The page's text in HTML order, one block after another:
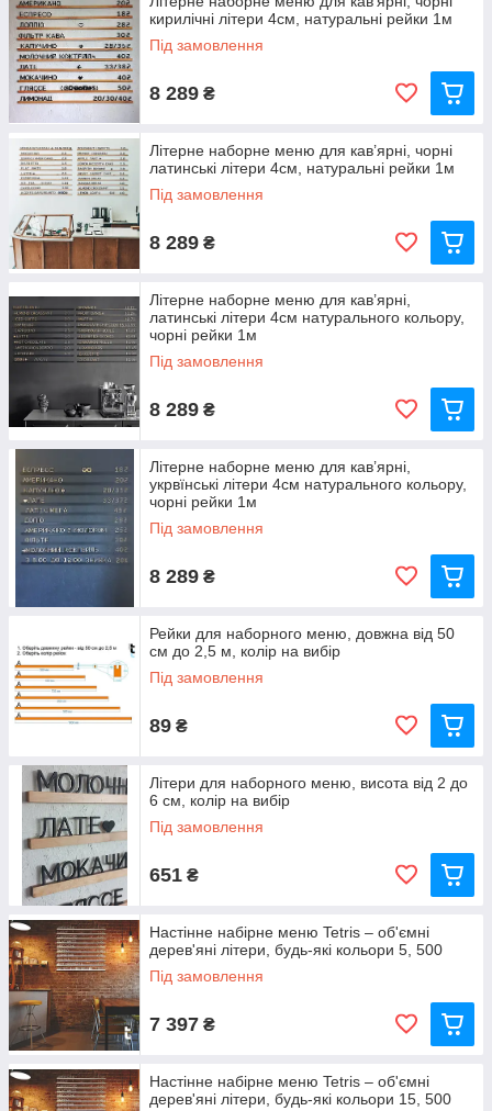
кирилічні літери 4см, натуральні рейки 1м
Під замовлення
8 289 ₴
Літерне наборне меню для кав’ярні, чорні
латинські літери 4см, натуральні рейки 1м
Під замовлення
8 289 ₴
Літерне наборне меню для кав’ярні,
латинські літери 4см натурального кольору,
чорні рейки 1м
Під замовлення
8 289 ₴
Літерне наборне меню для кав’ярні,
укрвїнські літери 4см натурального кольору,
чорні рейки 1м
Під замовлення
8 289 ₴
Рейки для наборного меню, довжна від 50
см до 2,5 м, колір на вибір
Під замовлення
89 ₴
Літери для наборного меню, висота від 2 до
6 см, колір на вибір
Під замовлення
651 ₴
Настінне набірне меню Tetris – об'ємні
дерев'яні літери, будь-які кольори 5, 500
Під замовлення
7 397 ₴
Настінне набірне меню Tetris – об'ємні
дерев'яні літери, будь-які кольори 15, 500